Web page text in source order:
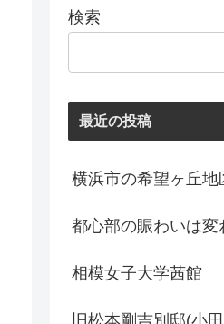
検索
最近の投稿
横浜市の希望ヶ丘地
都心部の賑わいは変
相模女子大学茜館